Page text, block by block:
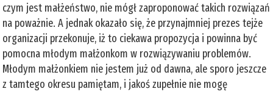
czym jest małżeństwo, nie mógł zaproponować takich rozwiązań
na poważnie. A jednak okazało się, że przynajmniej prezes tejże
organizacji przekonuje, iż to ciekawa propozycja i powinna być
pomocna młodym małżonkom w rozwiązywaniu problemów.
Młodym małżonkiem nie jestem już od dawna, ale sporo jeszcze
z tamtego okresu pamiętam, i jakoś zupełnie nie mogę